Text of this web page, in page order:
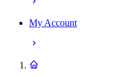
My Account